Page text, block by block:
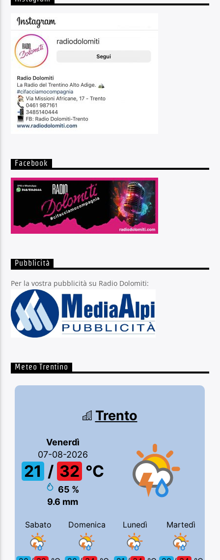
Facebook
Pubblicità
Per la vostra pubblicità su Radio Dolomiti:
Meteo Trentino